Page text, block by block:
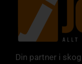
Din partner i